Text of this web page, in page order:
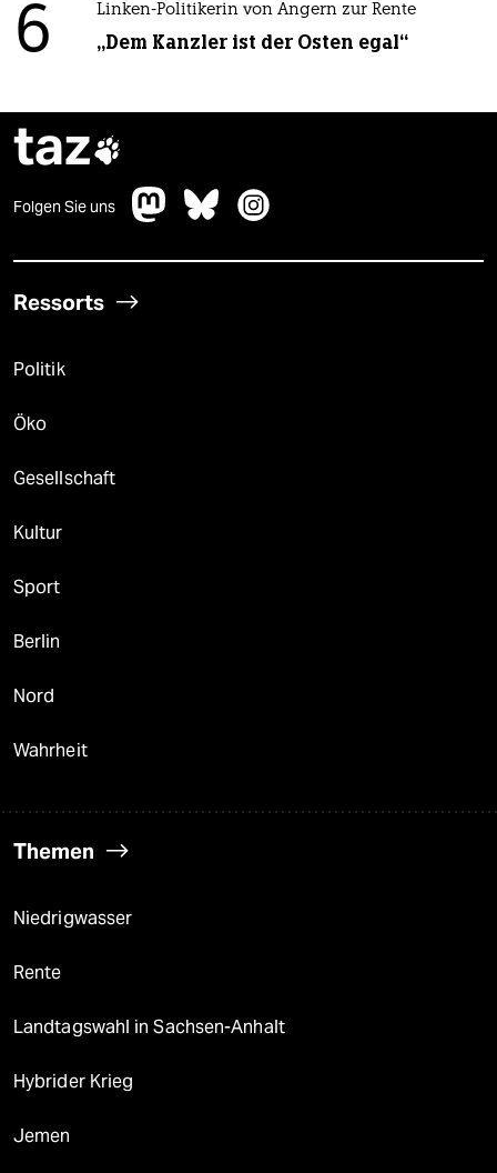
6 Linken-Politikerin von Angern zur Rente
„Dem Kanzler ist der Osten egal“
taz
Folgen Sie uns
Ressorts
Politik
Öko
Gesellschaft
Kultur
Sport
Berlin
Nord
Wahrheit
Themen
Niedrigwasser
Rente
Landtagswahl in Sachsen-Anhalt
Hybrider Krieg
Jemen